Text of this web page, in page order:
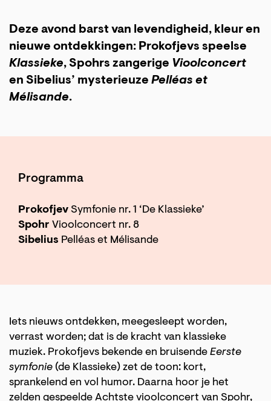
Deze avond barst van levendigheid, kleur en
nieuwe ontdekkingen: Prokofjevs speelse
Klassieke, Spohrs zangerige Vioolconcert
en Sibelius’ mysterieuze Pelléas et
Mélisande.
Programma
Prokofjev Symfonie nr. 1 ‘De Klassieke’
Spohr Vioolconcert nr. 8
Sibelius Pelléas et Mélisande
Iets nieuws ontdekken, meegesleept worden,
verrast worden; dat is de kracht van klassieke
muziek. Prokofjevs bekende en bruisende Eerste
symfonie (de Klassieke) zet de toon: kort,
sprankelend en vol humor. Daarna hoor je het
zelden gespeelde Achtste vioolconcert van Spohr,